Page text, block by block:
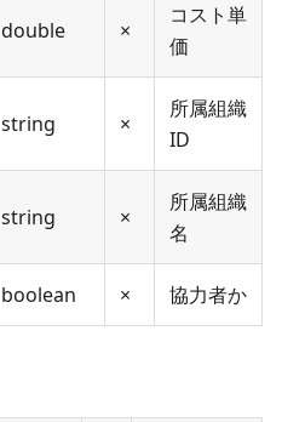
double ×
コスト単
価
string ×
所属組織
ID
string ×
所属組織
名
boolean × 協力者か